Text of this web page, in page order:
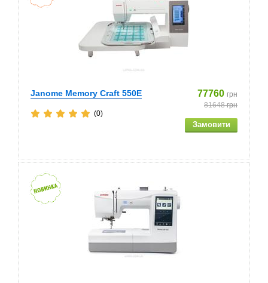
Janome Memory Craft 550E 77760 грн
81648грн
(0)